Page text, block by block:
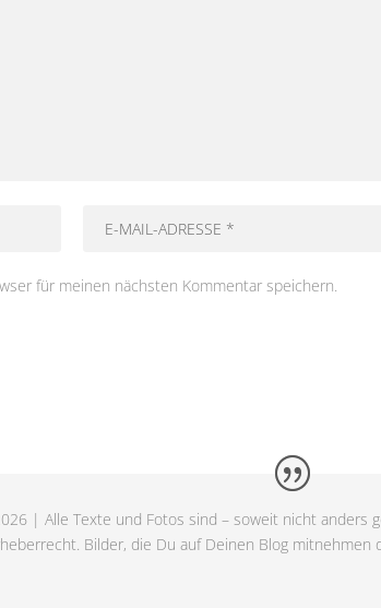
für meinen nächsten Kommentar speichern.
| Alle Texte und Fotos sind – soweit nicht anders
Bilder, die Du auf Deinen Blog mitnehmen